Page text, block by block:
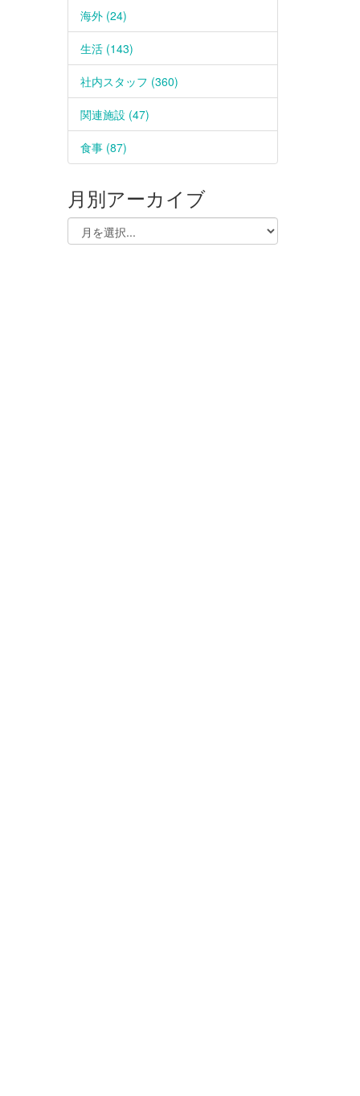
海外 (24)
生活 (143)
社内スタッフ (360)
関連施設 (47)
食事 (87)
月別アーカイブ